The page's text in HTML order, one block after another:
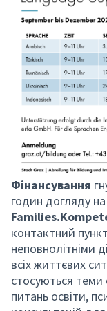
Фінансування
годин догляду
контактний
неповнолітніми
всіх життєвих
стосуються теми
питань освіти,